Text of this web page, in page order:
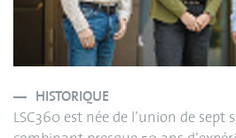
HISTORIQUE
LSC360 est née de l’union de sept